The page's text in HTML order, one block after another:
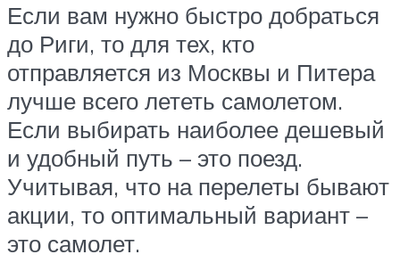
Если вам нужно быстро добраться
до Риги, то для тех, кто
отправляется из Москвы и Питера
лучше всего лететь самолетом.
Если выбирать наиболее дешевый
и удобный путь – это поезд.
Учитывая, что на перелеты бывают
акции, то оптимальный вариант –
это самолет.